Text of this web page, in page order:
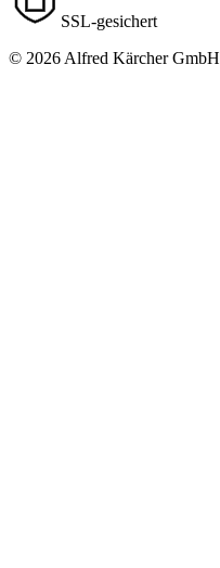
SSL-gesichert
© 2026 Alfred Kärcher GmbH